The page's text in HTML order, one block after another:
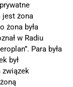
jest żona
żona była
w Radiu
Para była
był
związek